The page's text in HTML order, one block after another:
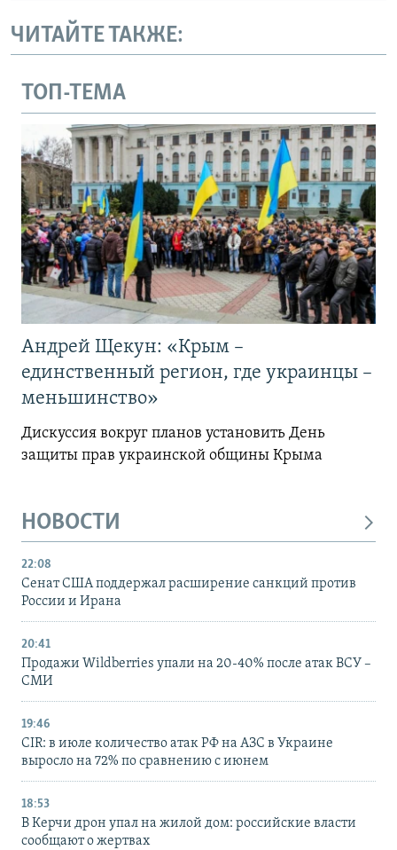
ЧИТАЙТЕ ТАКЖЕ:
ТОП-ТЕМА
Андрей Щекун: «Крым –
единственный регион, где украинцы –
меньшинство»
Дискуссия вокруг планов установить День
защиты прав украинской общины Крыма
НОВОСТИ
22:08
Сенат США поддержал расширение санкций против
России и Ирана
20:41
Продажи Wildberries упали на 20-40% после атак ВСУ –
СМИ
19:46
CIR: в июле количество атак РФ на АЗС в Украине
выросло на 72% по сравнению с июнем
18:53
В Керчи дрон упал на жилой дом: российские власти
сообщают о жертвах